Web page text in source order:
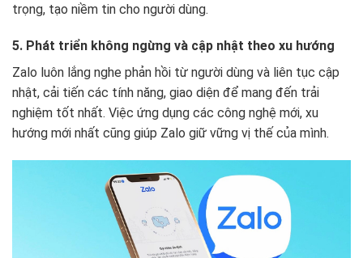
trọng, tạo niềm tin cho người dùng.
5. Phát triển không ngừng và cập nhật theo xu hướng
Zalo luôn lắng nghe phản hồi từ người dùng và liên tục cập
nhật, cải tiến các tính năng, giao diện để mang đến trải
nghiệm tốt nhất. Việc ứng dụng các công nghệ mới, xu
hướng mới nhất cũng giúp Zalo giữ vững vị thế của mình.